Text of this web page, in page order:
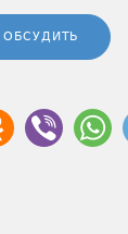
ОБСУДИТЬ